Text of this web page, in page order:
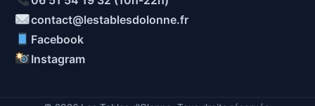
contact@lestablesdolonne.fr
Facebook
Instagram